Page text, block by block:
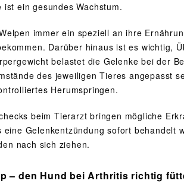
ein gesundes Wachstum.
immer ein speziell an ihre
Darüber hinaus ist es wichtig,
belastet die Gelenke bei der
des jeweiligen Tieres angepasst
Herumspringen.
beim Tierarzt bringen mögliche
Gelenkentzündung sofort behandelt
nach sich ziehen.
– den Hund bei Arthritis richtig